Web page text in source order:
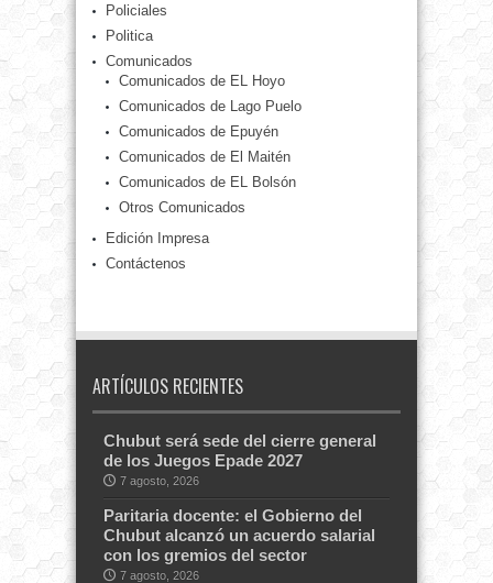
Policiales
Politica
Comunicados
Comunicados de EL Hoyo
Comunicados de Lago Puelo
Comunicados de Epuyén
Comunicados de El Maitén
Comunicados de EL Bolsón
Otros Comunicados
Edición Impresa
Contáctenos
ARTÍCULOS RECIENTES
Chubut será sede del cierre general
de los Juegos Epade 2027
7 agosto, 2026
Paritaria docente: el Gobierno del
Chubut alcanzó un acuerdo salarial
con los gremios del sector
7 agosto, 2026